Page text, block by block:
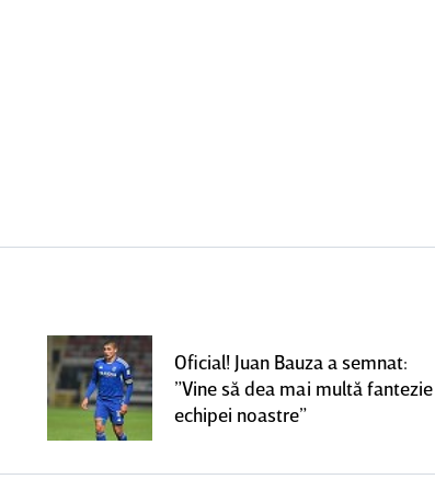
Oficial! Juan Bauza a semnat:
”Vine să dea mai multă fantezie
echipei noastre”